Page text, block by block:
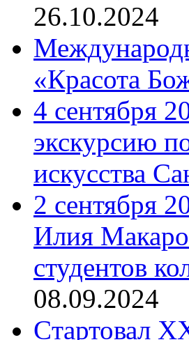
26.10.2024
«Красота
4 сентября
экскурсию
искусства
2 сентября
Илия
студентов
08.09.2024
Cтартовал